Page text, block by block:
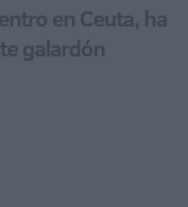
en Ceuta, ha
galardón